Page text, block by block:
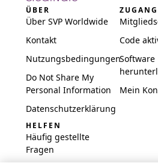
ÜBER
Über SVP Worldwide
Kontakt
Nutzungsbedingungen
Do Not Share My
Personal Information
Datenschutzerklärung
ZUGANG
Code
Software
Mein
HELFEN
Häufig gestellte
Fragen